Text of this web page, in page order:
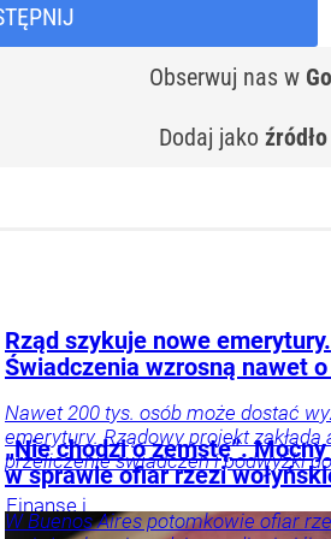
Obserwuj nas w
Dodaj jako
Rząd szykuje nowe emerytury.
Świadczenia wzrosną nawet o
Nawet 200 tys. osób może dostać
emerytury. Rządowy projekt zakłada
przeliczenie świadczeń i podwyżki do
Finanse i
inwestycjeTwój
„Nie chodzi o zemstę”.
w sprawie ofiar rzezi
W Buenos Aires potomkowie ofiar